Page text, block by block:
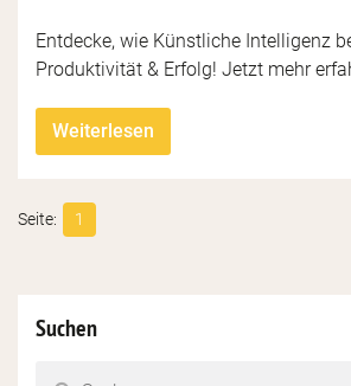
Entdecke, wie Künstliche Intelligenz
Produktivität & Erfolg! Jetzt mehr
Weiterlesen
1
Suchen